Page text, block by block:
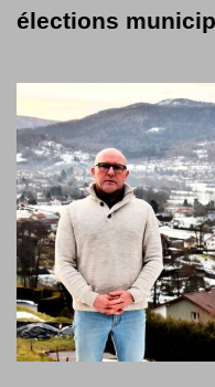
élections